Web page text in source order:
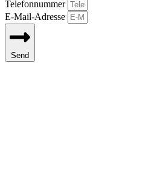
Telefonnummer
E-Mail-Adresse
Send